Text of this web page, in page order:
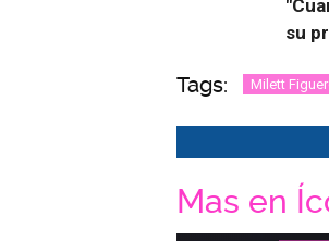
su
Tags: Milett
Mas en